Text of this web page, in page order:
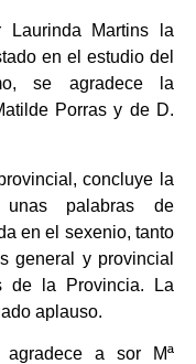
Laurinda Martins la
en el estudio del
se agradece la
Porras y de D.
concluye la
palabras de
en el sexenio, tanto
general y provincial
de la Provincia. La
aplauso.
agradece a sor Mª